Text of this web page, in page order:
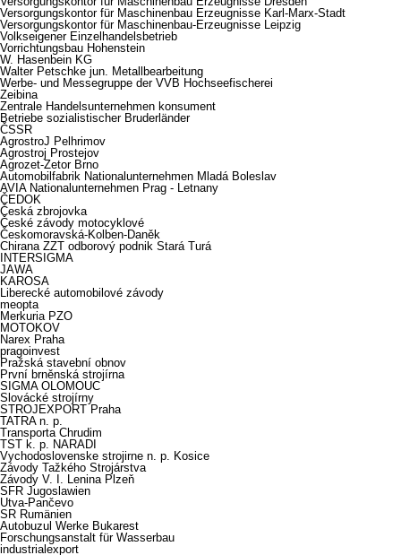
Versorgungskontor für Maschinenbau Erzeugnisse Karl-Marx-Stadt
Versorgungskontor für Maschinenbau-Erzeugnisse Leipzig
Volkseigener Einzelhandelsbetrieb
Vorrichtungsbau Hohenstein
W. Hasenbein KG
Walter Petschke jun. Metallbearbeitung
Werbe- und Messegruppe der VVB Hochseefischerei
Zeibina
Zentrale Handelsunternehmen konsument
Betriebe sozialistischer Bruderländer
ČSSR
AgrostroJ Pelhrimov
Agrostroj Prostejov
Agrozet-Zetor Brno
Automobilfabrik Nationalunternehmen Mladá Boleslav
AVIA Nationalunternehmen Prag - Letnany
ČEDOK
Česká zbrojovka
České závody motocyklové
Českomoravská-Kolben-Daněk
Chirana ZZT odborový podnik Stará Turá
INTERSIGMA
JAWA
KAROSA
Liberecké automobilové závody
meopta
Merkuria PZO
MOTOKOV
Narex Praha
pragoinvest
Pražská stavební obnov
První brněnská strojírna
SIGMA OLOMOUC
Slovácké strojírny
STROJEXPORT Praha
TATRA n. p.
Transporta Chrudim
TST k. p. NARADI
Vychodoslovenske strojirne n. p. Kosice
Závody Tažkého Strojárstva
Závody V. I. Lenina Plzeň
SFR Jugoslawien
Utva-Pančevo
SR Rumänien
Autobuzul Werke Bukarest
Forschungsanstalt für Wasserbau
industrialexport